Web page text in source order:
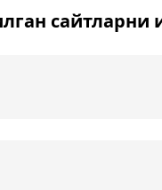
сайтларни